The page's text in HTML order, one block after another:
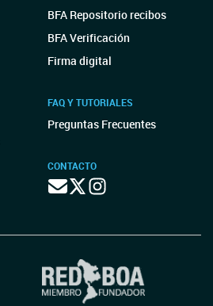
BFA Repositorio recibos
BFA Verificación
Firma digital
FAQ Y TUTORIALES
Preguntas Frecuentes
CONTACTO